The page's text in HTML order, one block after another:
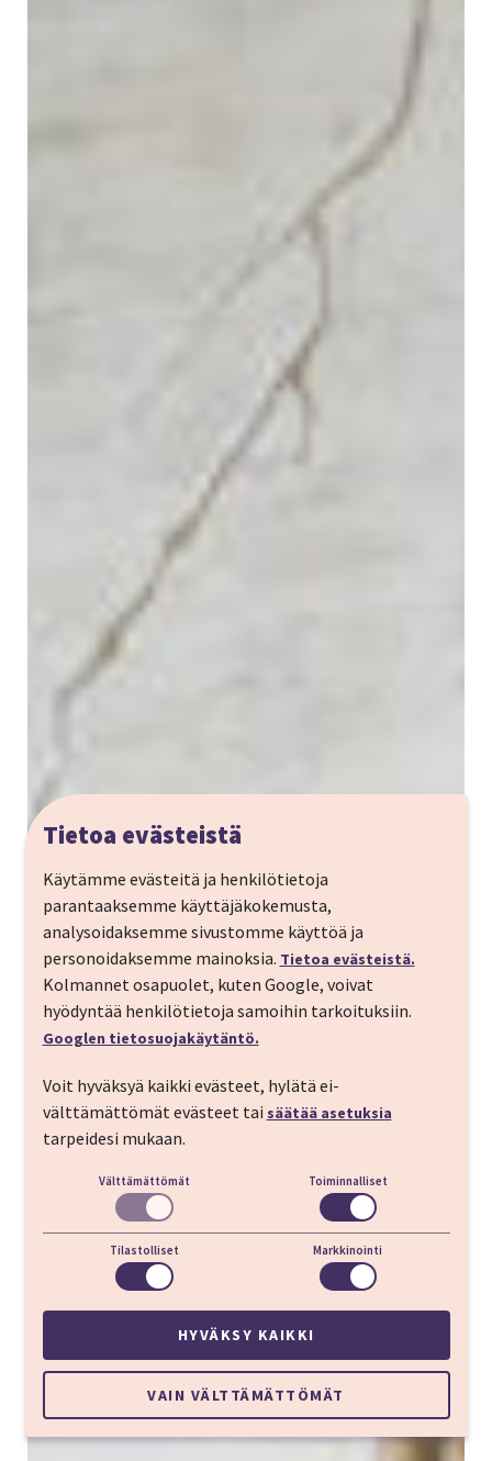
Tietoa evästeistä
Käytämme evästeitä ja henkilötietoja
parantaaksemme käyttäjäkokemusta,
analysoidaksemme sivustomme käyttöä ja
personoidaksemme mainoksia. Tietoa evästeistä.
Kolmannet osapuolet, kuten Google, voivat
hyödyntää henkilötietoja samoihin tarkoituksiin.
Googlen tietosuojakäytäntö.
Voit hyväksyä kaikki evästeet, hylätä ei-
välttämättömät evästeet tai säätää asetuksia
tarpeidesi mukaan.
Välttämättömät Toiminnalliset
Tilastolliset Markkinointi
HYVÄKSY KAIKKI
VAIN VÄLTTÄMÄTTÖMÄT